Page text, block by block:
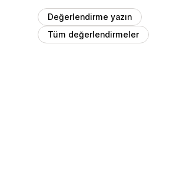
Değerlendirme yazın
Tüm değerlendirmeler